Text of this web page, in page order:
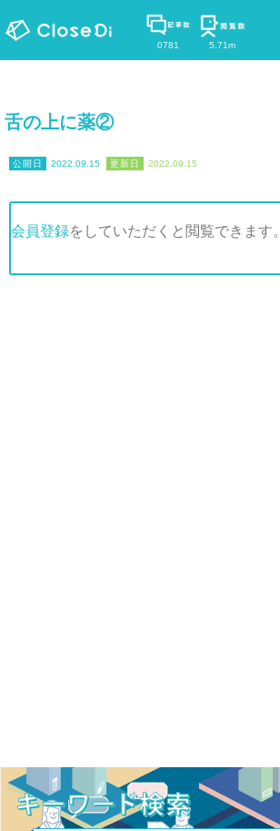
0781 5.71m
舌の上に薬②
2022.09.15 2022.09.15
会員登録をしていただくと閲覧できます。